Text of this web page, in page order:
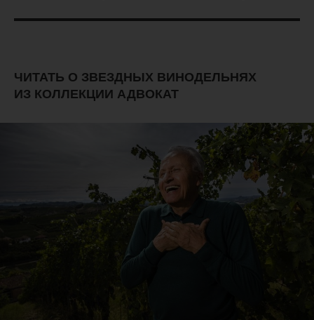
ЧИТАТЬ О ЗВЕЗДНЫХ ВИНОДЕЛЬНЯХ
ИЗ КОЛЛЕКЦИИ АДВОКАТ